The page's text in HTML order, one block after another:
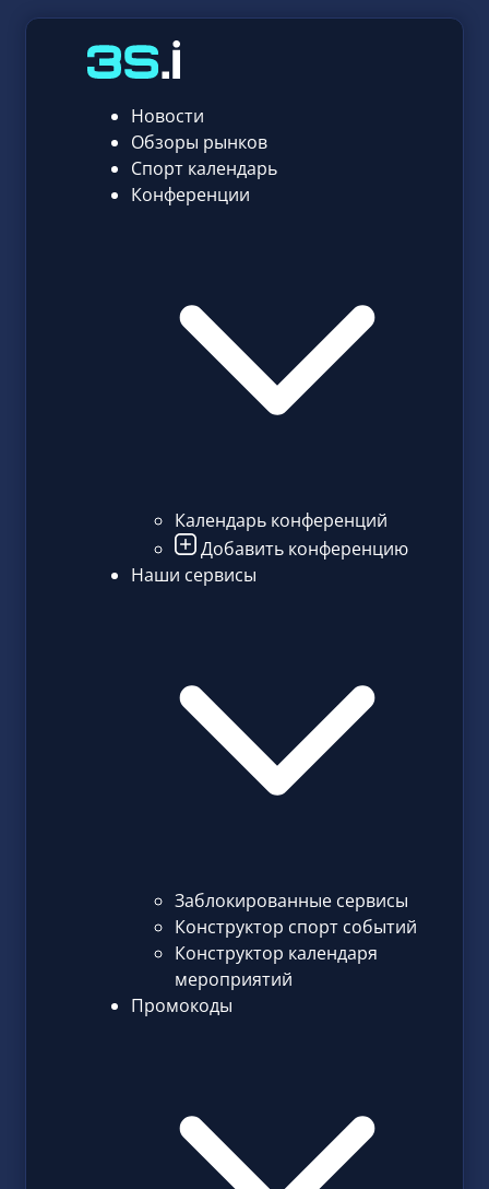
Новости
Обзоры рынков
Спорт календарь
Конференции
Календарь конференций
Добавить конференцию
Наши сервисы
Заблокированные сервисы
Конструктор спорт событий
Конструктор календаря
мероприятий
Промокоды